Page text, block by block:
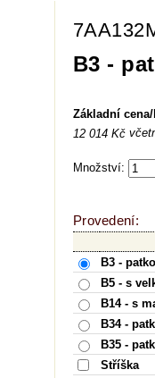
B3 -
Základní
12 014 Kč
Množství:
Provedení:
B3 -
B5 - s
B14 - s
B34 -
B35 -
Stříška